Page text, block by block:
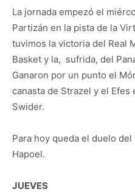
La jornada empezó el
Partizán en la pista de la
tuvimos la victoria del Real
Basket y la, sufrida, del
Ganaron por un punto el
canasta de Strazel y el
Swider.
Para hoy queda el duelo
Hapoel.
JUEVES